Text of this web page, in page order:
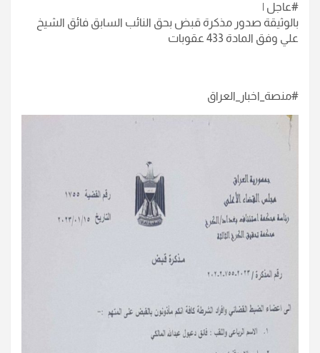
#عاجل |
بالوثيقة صدور مذكرة قبض بحق النائب السابق فائق الشيخ
علي وفق المادة 433 عقوبات
#منصة_اخبار_العراق